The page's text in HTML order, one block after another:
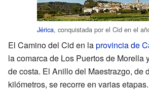
Jérica, conquistada por el Cid en el
El Camino del Cid en laprovincia de
la comarca de Los Puertos de Morella
de costa. El Anillo del Maestrazgo, de
kilómetros, se recorre en varias